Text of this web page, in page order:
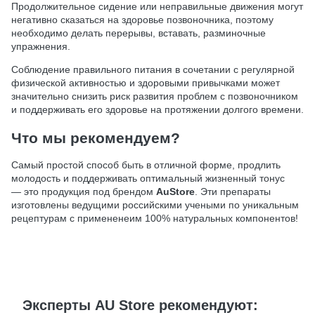
Продолжительное сидение или неправильные движения могут
негативно сказаться на здоровье позвоночника, поэтому
необходимо делать перерывы, вставать, разминочные
упражнения.
Соблюдение правильного питания в сочетании с регулярной
физической активностью и здоровыми привычками может
значительно снизить риск развития проблем с позвоночником
и поддерживать его здоровье на протяжении долгого времени.
Что мы рекомендуем?
Самый простой способ быть в отличной форме, продлить
молодость и поддерживать оптимальный жизненный тонус
— это продукция под брендом AuStore. Эти препараты
изготовлены ведущими российскими учеными по уникальным
рецептурам с примененеим 100% натуральных компонентов!
Эксперты AU Store рекомендуют: